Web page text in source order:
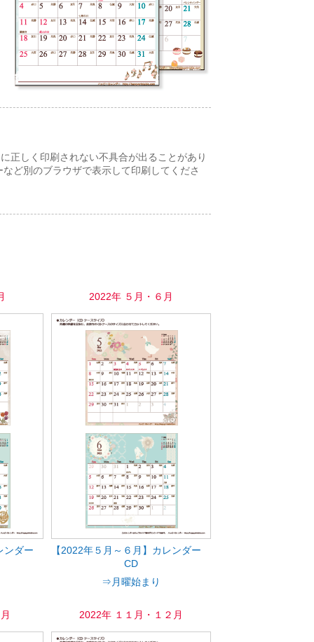
正しく印刷されない不具合が出ることがあり
ど別のブラウザで表示して印刷してくださ
ンダー
2022年 ５月・６月
【2022年５月～６月】カレンダー
CD
⇒月曜始まり
2022年 １１月・１２月